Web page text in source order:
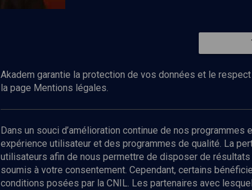
Abonnez-vous à
Akadem garantie la protection de vos données et le
la page Mentions légales.
Dans un souci d’amélioration continue de nos
expérience utilisateur et des programmes de qualité. La
utilisateurs afin de nous permettre de disposer de
soumis à votre consentement. Cependant, certains
conditions posées par la CNIL. Les partenaires avec